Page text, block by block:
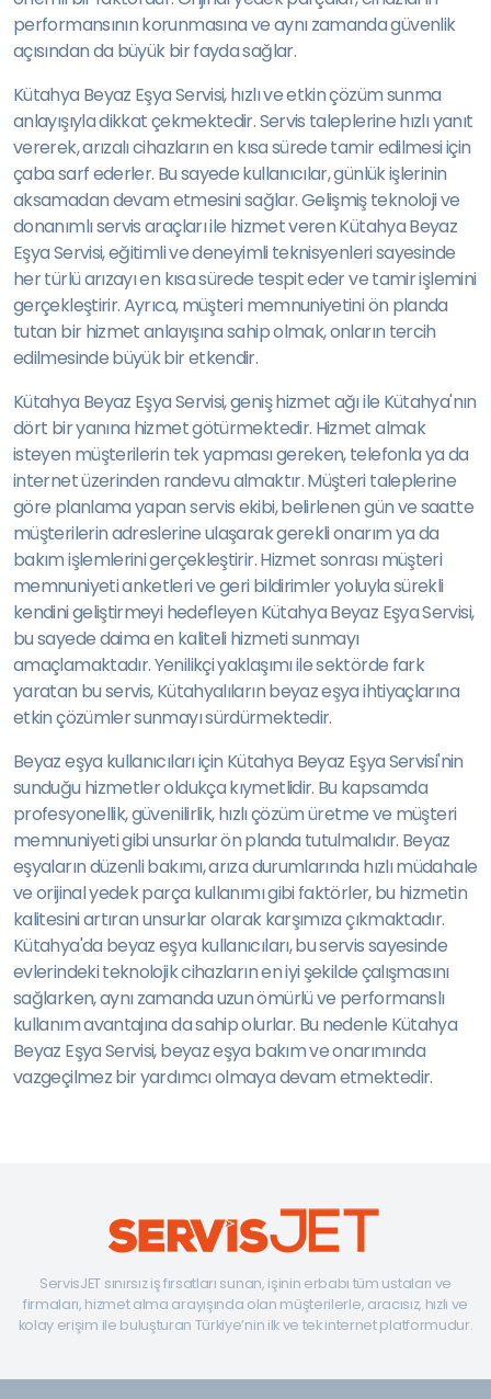
performansının korunmasına ve aynı zamanda güvenlik
açısından da büyük bir fayda sağlar.
Kütahya Beyaz Eşya Servisi, hızlı ve etkin çözüm sunma
anlayışıyla dikkat çekmektedir. Servis taleplerine hızlı yanıt
vererek, arızalı cihazların en kısa sürede tamir edilmesi için
çaba sarf ederler. Bu sayede kullanıcılar, günlük işlerinin
aksamadan devam etmesini sağlar. Gelişmiş teknoloji ve
donanımlı servis araçları ile hizmet veren Kütahya Beyaz
Eşya Servisi, eğitimli ve deneyimli teknisyenleri sayesinde
her türlü arızayı en kısa sürede tespit eder ve tamir işlemini
gerçekleştirir. Ayrıca, müşteri memnuniyetini ön planda
tutan bir hizmet anlayışına sahip olmak, onların tercih
edilmesinde büyük bir etkendir.
Kütahya Beyaz Eşya Servisi, geniş hizmet ağı ile Kütahya'nın
dört bir yanına hizmet götürmektedir. Hizmet almak
isteyen müşterilerin tek yapması gereken, telefonla ya da
internet üzerinden randevu almaktır. Müşteri taleplerine
göre planlama yapan servis ekibi, belirlenen gün ve saatte
müşterilerin adreslerine ulaşarak gerekli onarım ya da
bakım işlemlerini gerçekleştirir. Hizmet sonrası müşteri
memnuniyeti anketleri ve geri bildirimler yoluyla sürekli
kendini geliştirmeyi hedefleyen Kütahya Beyaz Eşya Servisi,
bu sayede daima en kaliteli hizmeti sunmayı
amaçlamaktadır. Yenilikçi yaklaşımı ile sektörde fark
yaratan bu servis, Kütahyalıların beyaz eşya ihtiyaçlarına
etkin çözümler sunmayı sürdürmektedir.
Beyaz eşya kullanıcıları için Kütahya Beyaz Eşya Servisi'nin
sunduğu hizmetler oldukça kıymetlidir. Bu kapsamda
profesyonellik, güvenilirlik, hızlı çözüm üretme ve müşteri
memnuniyeti gibi unsurlar ön planda tutulmalıdır. Beyaz
eşyaların düzenli bakımı, arıza durumlarında hızlı müdahale
ve orijinal yedek parça kullanımı gibi faktörler, bu hizmetin
kalitesini artıran unsurlar olarak karşımıza çıkmaktadır.
Kütahya'da beyaz eşya kullanıcıları, bu servis sayesinde
evlerindeki teknolojik cihazların en iyi şekilde çalışmasını
sağlarken, aynı zamanda uzun ömürlü ve performanslı
kullanım avantajına da sahip olurlar. Bu nedenle Kütahya
Beyaz Eşya Servisi, beyaz eşya bakım ve onarımında
vazgeçilmez bir yardımcı olmaya devam etmektedir.
ServisJET sınırsız iş fırsatları sunan, işinin erbabı tüm ustaları ve
firmaları, hizmet alma arayışında olan müşterilerle, aracısız, hızlı ve
kolay erişim ile buluşturan Türkiye’nin ilk ve tek internet platformudur.